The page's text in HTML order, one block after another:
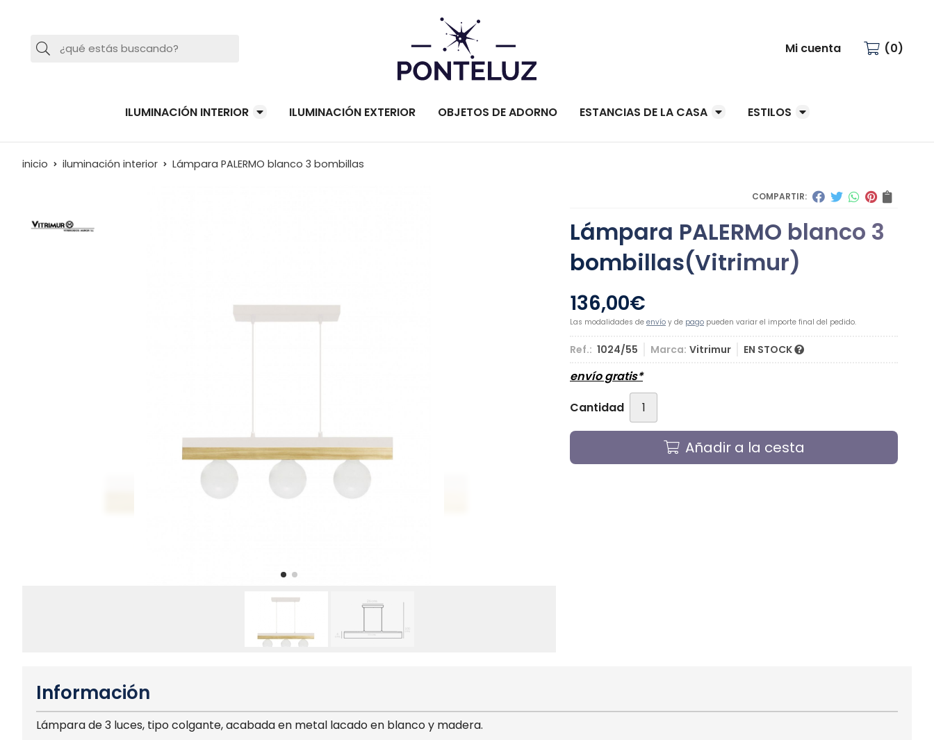
Buscar Mi cuenta 0
ILUMINACIÓN INTERIOR ILUMINACIÓN EXTERIOR OBJETOS DE ADORNO ESTANCIAS DE LA CASA ESTILOS
inicio iluminación interior Lámpara PALERMO blanco 3 bombillas
COMPARTIR:
Lámpara PALERMO blanco 3
bombillas(Vitrimur)
136,00€
Las modalidades de envío y de pago pueden variar el importe final del pedido.
Ref.: 1024/55 Marca: Vitrimur EN STOCK
envío gratis*
Cantidad
Añadir a la cesta
Información
Lámpara de 3 luces, tipo colgante, acabada en metal lacado en blanco y madera.